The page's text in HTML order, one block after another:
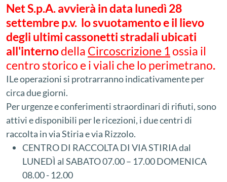
Net S.p.A. avvierà in data lunedì 28
settembre p.v. lo svuotamento e il lievo
degli ultimi cassonetti stradali ubicati
all'internodella Circoscrizione 1 ossia il
centro storico e i viali che lo perimetrano.
ILe operazioni si protrarranno indicativamente per
circa due giorni.
Per urgenze e conferimenti straordinari di rifiuti, sono
attivi e disponibili per le ricezioni, i due centri di
raccolta in via Stiria e via Rizzolo.
CENTRO DI RACCOLTA DI VIA STIRIA dal
LUNEDÌ al SABATO 07.00 – 17.00 DOMENICA
08.00 - 12.00